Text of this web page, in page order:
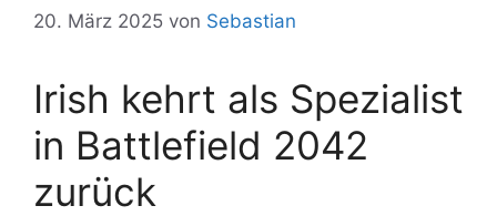
20. März 2025 von Sebastian
Irish kehrt als Spezialist
in Battlefield 2042
zurück